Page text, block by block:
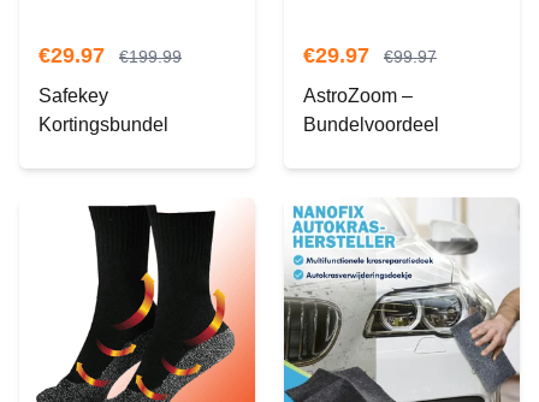
€29.97 €199.99
Safekey
Kortingsbundel
€29.97 €99.97
AstroZoom –
Bundelvoordeel